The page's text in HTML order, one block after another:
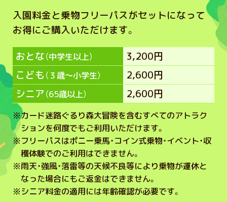
入園料金と乗物フリーパスがセットになって
お得にご購入いただけます。
おとな（中学生以上）
3,200円
こども （３歳～小学生）
2,600円
シニア （65歳以上） 2,600円
※カード迷路ぐるり森大冒険を含むすべてのアトラク
ションを何度でもご利用いただけます。
※フリーパスはポニー乗馬・コイン式乗物・イベント・収
穫体験でのご利用はできません。
※雨天・強風・落雷等の天候不良等により乗物が運休と
なった場合にもご返金はできません。
※シニア料金の適用には年齢確認が必要です。